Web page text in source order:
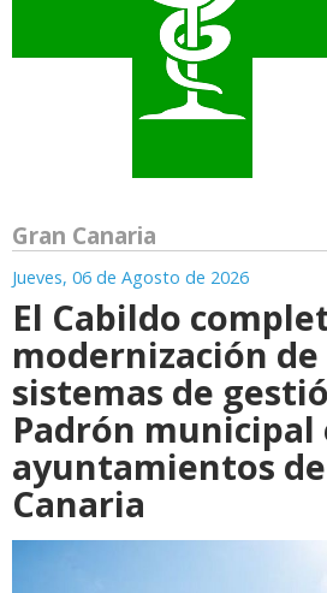
Gran Canaria
Jueves, 06 de Agosto de 2026
El Cabildo
modernización de
sistemas de
Padrón municipal
ayuntamientos
Canaria